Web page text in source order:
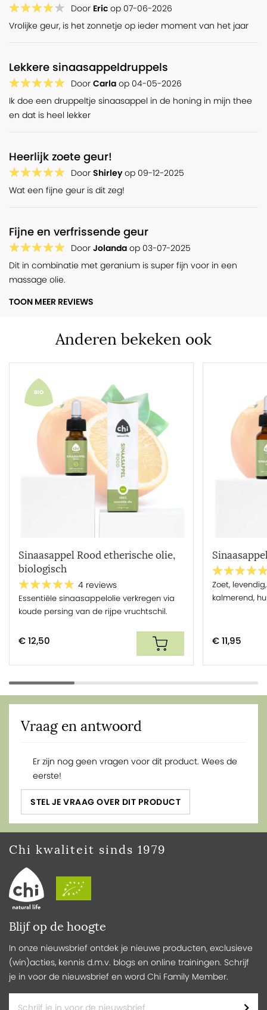
Door Eric op 07-06-2026
Vrolijke geur, is het zonnetje op ieder moment van het jaar
Lekkere sinaasappeldruppels
Door Carla op 04-05-2026
Ik doe een druppeltje sinaasappel in de honing in mijn thee
en dat is heel lekker
Heerlijk zoete geur!
Door Shirleyop 09-12-2025
Wat een fijne geur is dit zeg!
Fijne en verfrissende geur
Door Jolanda op 03-07-2025
Dit in combinatie met geranium is super fijn voor in een
massage olie.
TOON MEER REVIEWS
Anderen bekeken ook
BIO
Sinaasappel Rood etherische olie,
biologisch
4 reviews
Essentiële sinaasappelolie verkregen via
koude persing van de rijpe vruchtschil.
€ 12,50
Zoet,
kalmerend,
€ 11,95
Vraag en antwoord
Er zijn nog geen vragen voor dit product. Wees de
eerste!
STEL JE VRAAG OVER DIT PRODUCT
Blijf op de hoogte
In onze nieuwsbrief ontdek je nieuwe producten, exclusieve
(win)acties, kennis d.m.v. blogs en online trainingen. Schrijf
je in voor de nieuwsbrief en word Chi Family Member.
Chi kwaliteit sinds 1979